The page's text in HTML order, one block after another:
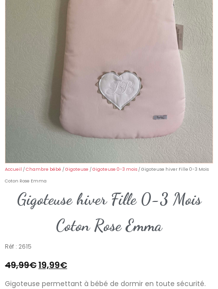
Accueil /Chambre bébé /Gigoteuse /Gigoteuse 0-3 mois / Gigoteuse hiver Fille 0-3 Mois
Coton Rose Emma
Gigoteuse hiver Fille 0-3 Mois
Coton Rose Emma
Réf : 2615
49,99€19,99€
Gigoteuse permettant à bébé de dormir en toute sécurité.